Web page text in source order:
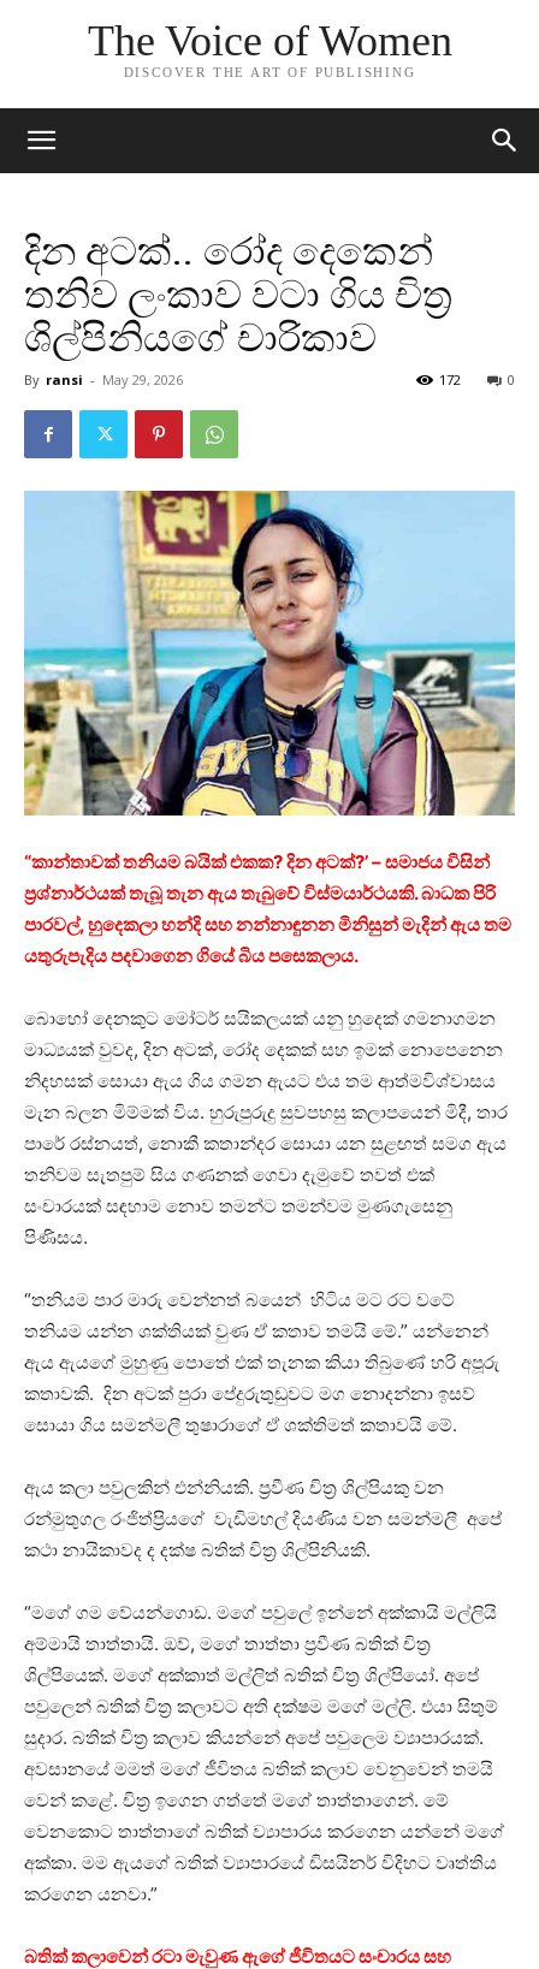
The Voice of Women
DISCOVER THE ART OF PUBLISHING
දින අටක්.. රෝද දෙකෙන්
තනිව ලංකාව වටා ගිය චිත්‍ර
ශිල්පිනියගේ චාරිකාව
By ransi - May 29, 2026 0
172
“කාන්තාවක් තනියම බයික් එකක? දින අටක්?’ – සමාජය විසින්
ප්‍රශ්නාර්ථයක් තැබූ තැන ඇය තැබුවේ විස්මයාර්ථයකි. බාධක පිරි
පාරවල්, හුදෙකලා හන්දි සහ නන්නාඳුනන මිනිසුන් මැදින් ඇය තම
යතුරුපැදිය පදවාගෙන ගියේ බිය පසෙකලාය.
බොහෝ දෙනකුට මෝටර් සයිකලයක් යනු හුදෙක් ගමනාගමන
මාධ්‍යයක් වුවද, දින අටක්, රෝද දෙකක් සහ ඉමක් නොපෙනෙන
නිදහසක් සොයා ඇය ගිය ගමන ඇයට එය තම ආත්මවිශ්වාසය
මැන බලන මිම්මක් විය. හුරුපුරුදු සුවපහසු කලාපයෙන් මිදී, තාර
පාරේ රස්නයත්, නොකී කතාන්දර සොයා යන සුළඟත් සමග ඇය
තනිවම සැතපුම් සිය ගණනක් ගෙවා දැමුවේ තවත් එක්
සංචාරයක් සඳහාම නොව තමන්ට තමන්වම මුණගැසෙනු
පිණිසය.
“තනියම පාර මාරු වෙන්නත් බයෙන් හිටිය මට රට වටේ
තනියම යන්න ශක්තියක් වුණ ඒ කතාව තමයි මේ.” යන්නෙන්
ඇය ඇයගේ මුහුණු පොතේ එක් තැනක කියා තිබුණේ හරි අපූරු
කතාවකි. දින අටක් පුරා පේදුරුතුඩුවට මග නොදන්නා ඉසව්
සොයා ගිය සමන්මලී තුෂාරාගේ ඒ ශක්තිමත් කතාවයි මේ.
ඇය කලා පවුලකින් එන්නියකි. ප්‍රවීණ චිත්‍ර ශිල්පියකු වන
රන්මුතුගල රංජිත්ප්‍රියගේ වැඩිමහල් දියණිය වන සමන්මලී අපේ
කථා නායිකාවද ද දක්ෂ බතික් චිත්‍ර ශිල්පිනියකි.
“මගේ ගම වේයන්ගොඩ. මගේ පවුලේ ඉන්නේ අක්කායි මල්ලියි
අම්මායි තාත්තායි. ඔව්, මගේ තාත්තා ප්‍රවීණ බතික් චිත්‍ර
ශිල්පියෙක්. මගේ අක්කාත් මල්ලිත් බතික් චිත්‍ර ශිල්පියෝ. අපේ
පවුලෙන් බතික් චිත්‍ර කලාවට අති දක්ෂම මගේ මල්ලි. එයා සිතුම්
සුදාර. බතික් චිත්‍ර කලාව කියන්නේ අපේ පවුලෙම ව්‍යාපාරයක්.
අවසානයේ මමත් මගේ ජීවිතය බතික් කලාව වෙනුවෙන් තමයි
වෙන් කළේ. චිත්‍ර ඉගෙන ගත්තේ මගේ තාත්තාගෙන්. මේ
වෙනකොට තාත්තාගේ බතික් ව්‍යාපාරය කරගෙන යන්නේ මගේ
අක්කා. මම ඇයගේ බතික් ව්‍යාපාරයේ ඩිසයිනර් විදිහට වෘත්තිය
කරගෙන යනවා.”
බතික් කලාවෙන් රටා මැවුණ ඇගේ ජීවිතයට සංචාරය සහ